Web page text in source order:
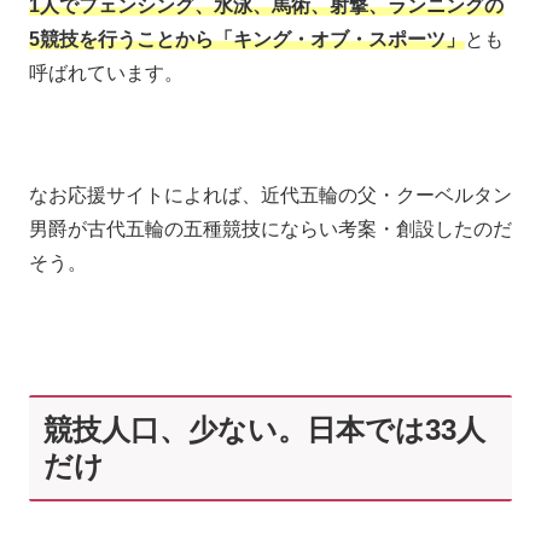
1人でフェンシング、水泳、馬術、射撃、ランニングの
5競技を行うことから「キング・オブ・スポーツ」とも
呼ばれています。
なお応援サイトによれば、近代五輪の父・クーベルタン
男爵が古代五輪の五種競技にならい考案・創設したのだ
そう。
競技人口、少ない。日本では33人
だけ